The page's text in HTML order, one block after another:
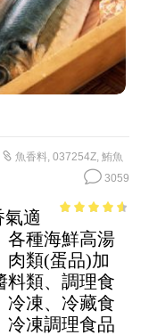
魚香料, 037254Z, 鮪魚
3059
of 5
氣適
各種海鮮高湯
肉類(蛋品)加
料類、調理食
冷凍、冷藏食
冷凍調理食品